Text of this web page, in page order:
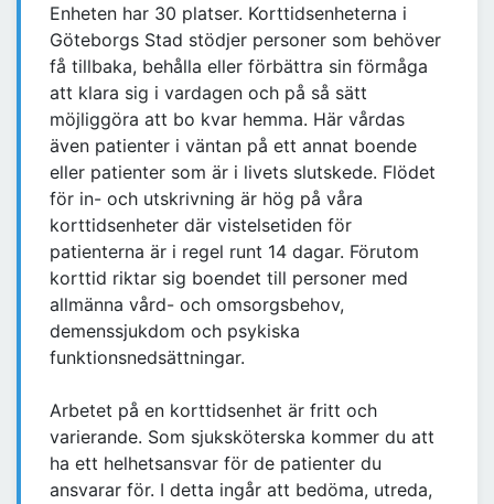
Enheten har 30 platser. Korttidsenheterna i
Göteborgs Stad stödjer personer som behöver
få tillbaka, behålla eller förbättra sin förmåga
att klara sig i vardagen och på så sätt
möjliggöra att bo kvar hemma. Här vårdas
även patienter i väntan på ett annat boende
eller patienter som är i livets slutskede. Flödet
för in- och utskrivning är hög på våra
korttidsenheter där vistelsetiden för
patienterna är i regel runt 14 dagar. Förutom
korttid riktar sig boendet till personer med
allmänna vård- och omsorgsbehov,
demenssjukdom och psykiska
funktionsnedsättningar.
Arbetet på en korttidsenhet är fritt och
varierande. Som sjuksköterska kommer du att
ha ett helhetsansvar för de patienter du
ansvarar för. I detta ingår att bedöma, utreda,